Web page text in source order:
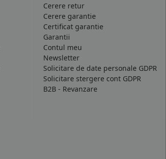
Cerere retur
Cerere garantie
Certificat garantie
Garantii
Contul meu
Newsletter
Solicitare de date personale GDPR
Solicitare stergere cont GDPR
B2B - Revanzare